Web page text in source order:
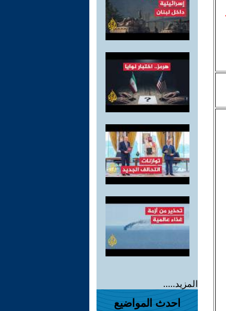
المزيد.....
احدث المواضيع